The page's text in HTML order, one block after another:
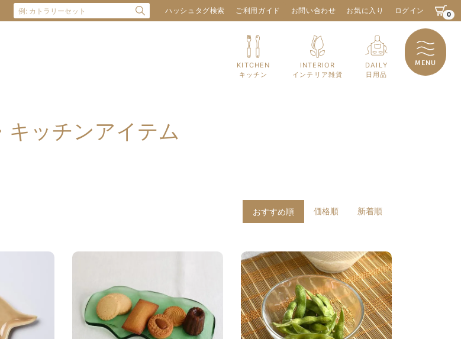
ハッシュタグ検索 ご利用ガイド お問い合わせ お気に入り ログイン 0
KITCHEN
キッチン
INTERIOR
インテリア雑貨
DAILY
日用品
MENU
キッチンアイテム
おすすめ順 価格順 新着順